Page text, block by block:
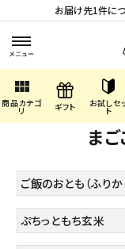
お届け先1件に
view_module
商品カテゴ
リ ギフト お試しセ
ト
ACCOUNT MENU
ようこそ ゲスト 様
meeting_room ログイン
HOME 商品カテゴリ
ま
ご飯のおとも（ふりか
ぷちっともち玄米